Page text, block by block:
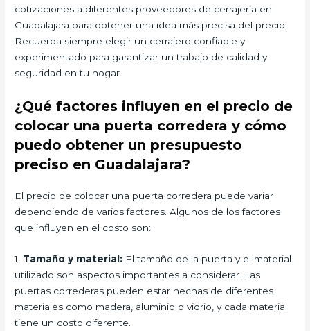
cotizaciones a diferentes proveedores de cerrajería en
Guadalajara para obtener una idea más precisa del precio.
Recuerda siempre elegir un cerrajero confiable y
experimentado para garantizar un trabajo de calidad y
seguridad en tu hogar.
¿Qué factores influyen en el precio de
colocar una puerta corredera y cómo
puedo obtener un presupuesto
preciso en Guadalajara?
El precio de colocar una puerta corredera puede variar
dependiendo de varios factores. Algunos de los factores
que influyen en el costo son:
1. Tamaño y material: El tamaño de la puerta y el material
utilizado son aspectos importantes a considerar. Las
puertas correderas pueden estar hechas de diferentes
materiales como madera, aluminio o vidrio, y cada material
tiene un costo diferente.